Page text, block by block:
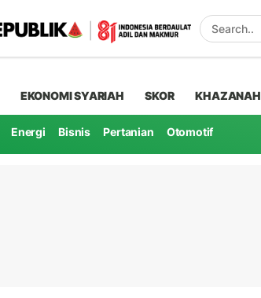
EKONOMI SYARIAH SKOR KHAZANAH
Energi Bisnis Pertanian Otomotif